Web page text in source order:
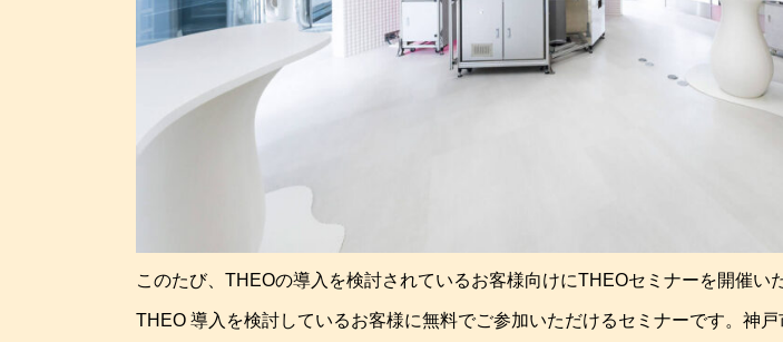
このたび、THEOの導入を検討されているお客様向けにTHEOセミナーを開催い
THEO 導入を検討しているお客様に無料でご参加いただけるセミナーです。神